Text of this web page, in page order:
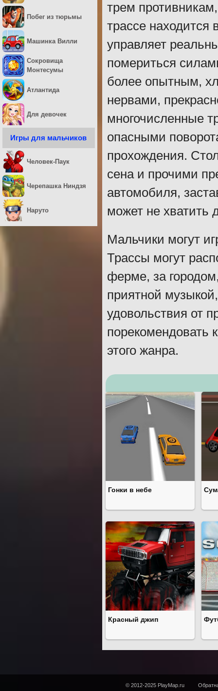
трем
трассе находится
управляет
помериться
более опытным,
нервами,
многочисленные
опасными
прохождения.
сена и прочими
автомобиля,
может не хватить
Мальчики могут
Трассы могут
ферме, за
приятной
удовольствия от
порекомендовать
этого жанра.
Гонки в небе
Красный джип
Побег из тюрьмы
Машинка Вилли
Сокровища
Монтесумы
Атлантида
Для девочек
Игры для мальчиков
Человек-Паук
Черепашка Ниндзя
Наруто
© 2012-2025 PlayMap.ru